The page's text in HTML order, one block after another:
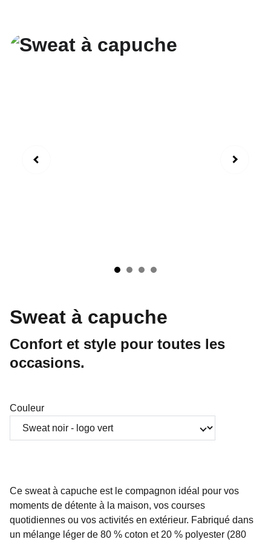
Sweat à capuche
Confort et style pour toutes les
occasions.
Couleur
Ce sweat à capuche est le compagnon idéal pour vos
moments de détente à la maison, vos courses
quotidiennes ou vos activités en extérieur. Fabriqué dans
un mélange léger de 80 % coton et 20 % polyester (280